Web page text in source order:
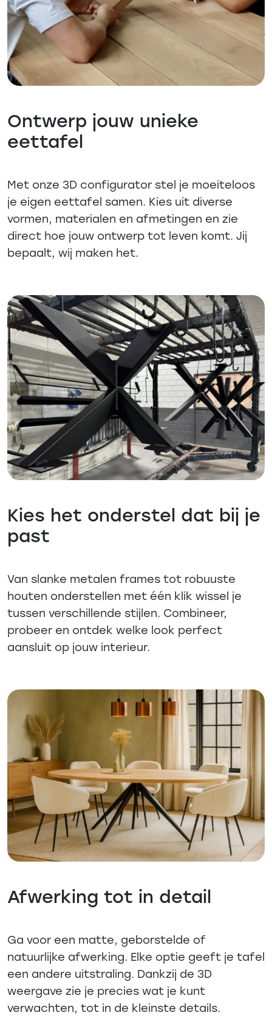
Ontwerp jouw unieke
eettafel
Met onze 3D configurator stel je moeiteloos
je eigen eettafel samen. Kies uit diverse
vormen, materialen en afmetingen en zie
direct hoe jouw ontwerp tot leven komt. Jij
bepaalt, wij maken het.
Kies het onderstel dat bij je
past
Van slanke metalen frames tot robuuste
houten onderstellen met één klik wissel je
tussen verschillende stijlen. Combineer,
probeer en ontdek welke look perfect
aansluit op jouw interieur.
Afwerking tot in detail
Ga voor een matte, geborstelde of
natuurlijke afwerking. Elke optie geeft je tafel
een andere uitstraling. Dankzij de 3D
weergave zie je precies wat je kunt
verwachten, tot in de kleinste details.